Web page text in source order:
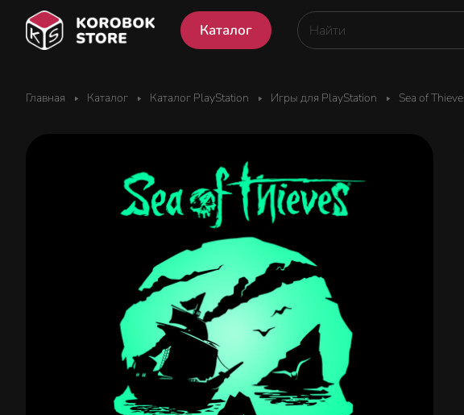
Каталог
Главная Каталог Каталог PlayStation Игры для PlayStation Sea of